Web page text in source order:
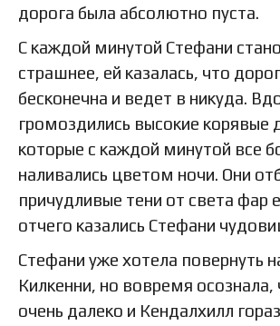
дорога была абсолютно пуста.
С каждой минутой Стефани
страшнее, ей казалась, что
бесконечна и ведет в никуда.
громоздились высокие корявые
которые с каждой минутой все
наливались цветом ночи. Они
причудливые тени от света фар
отчего казались Стефани
Стефани уже хотела повернуть
Килкенни, но вовремя осознала,
очень далеко и Кендалхилл